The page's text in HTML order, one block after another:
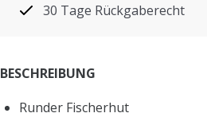
30 Tage Rückgaberecht
BESCHREIBUNG
Runder Fischerhut